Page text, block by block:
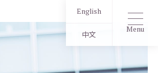
English
中文
Menu